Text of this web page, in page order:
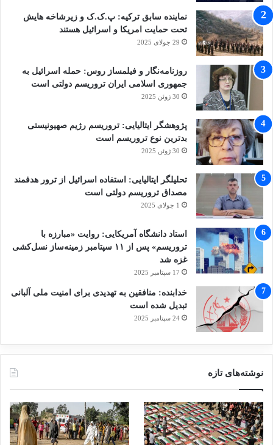
نماینده سابق ترکیه: پ.ک.ک و زیرشاخه هایش
تحت حمایت امریکا و اسرائیل هستند
29 جولای 2025
روزنامه‌نگار و فیلمساز روس: حمله اسرائیل به
جمهوری اسلامی ایران تروریسم دولتی است
30 ژوئن 2025
پژوهشگر ایتالیایی: تروریسم رژیم صهیونیستی
بدترین نوع تروریسم است
30 ژوئن 2025
تحلیلگر ایتالیایی: استفاده اسرائیل از ترور هدفمند
مصداق تروریسم دولتی است
1 جولای 2025
استاد دانشگاه آمریکایی: روایت «مبارزه با
تروریسم» پس از ۱۱ سپتامبر زمینه‌ساز نسل‌کشی
غزه شد
17 سپتامبر 2025
خدابنده: منافقین به تهدیدی برای امنیت ملی آلبانی
تبدیل شده است
24 سپتامبر 2025
نوشته‌های تازه